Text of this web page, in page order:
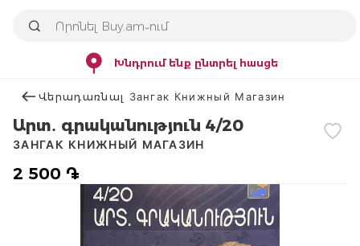
Խնդրում ենք ընտրել հասցե
Վերադառնալ Зангак Книжный Магазин
Արտ․ գրականություն 4/20
2 500 ֏
ЗАНГАК КНИЖНЫЙ МАГАЗИН